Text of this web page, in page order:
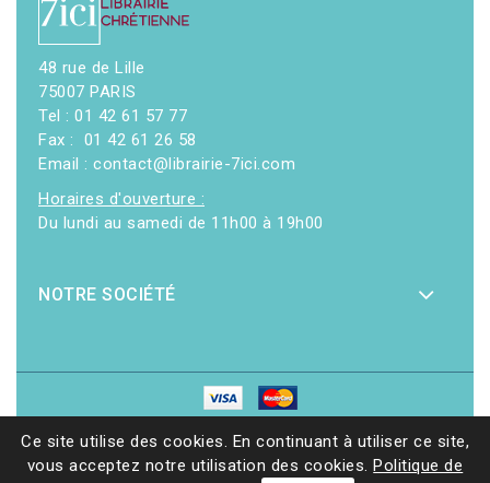
48 rue de Lille
75007 PARIS
Tel : 01 42 61 57 77
Fax : 01 42 61 26 58
Email : contact@librairie-7ici.com
Horaires d'ouverture :
Du lundi au samedi de 11h00 à 19h00
NOTRE SOCIÉTÉ
Ce site utilise des cookies. En continuant à utiliser ce site,
vous acceptez notre utilisation des cookies. Politique de
© 2026 - Librairie 7ici| Site web réalisé par Ethicweb